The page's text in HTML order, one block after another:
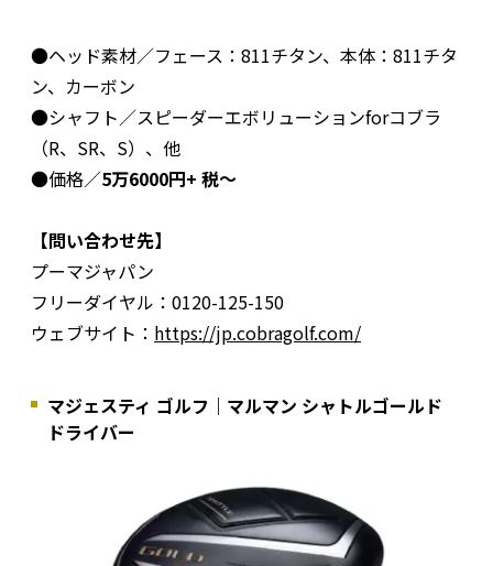
●ヘッド素材／フェース：811チタン、本体：811チタ
ン、カーボン
●シャフト／スピーダーエボリューションforコブラ
（R、SR、S）、他
●価格／5万6000円+ 税～
【問い合わせ先】
プーマジャパン
フリーダイヤル：0120-125-150
ウェブサイト： https://jp.cobragolf.com/
マジェスティ ゴルフ｜マルマン シャトルゴールド
ドライバー